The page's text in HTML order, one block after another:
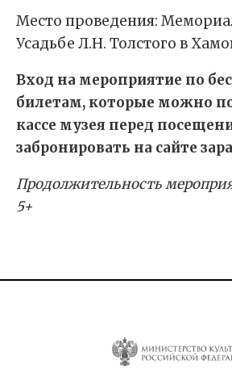
Место проведения:
Усадьбе Л.Н. Толстого в
Вход на мероприятие по
билетам, которые можно
кассе музея перед
забронировать на сайте
Продолжительность
5+